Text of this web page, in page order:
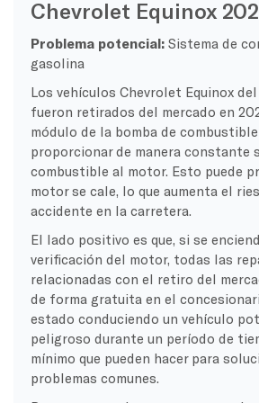
Chevrolet Equinox
Problema potencial:Sistema de
gasolina
Los vehículos Chevrolet Equinox
fueron retirados del mercado en
módulo de la bomba de
proporcionar de manera constante
combustible al motor. Esto puede
motor se cale, lo que aumenta el
accidente en la carretera.
El lado positivo es que, si se
verificación del motor, todas las
relacionadas con el retiro del
de forma gratuita en el
estado conduciendo un vehículo
peligroso durante un período de
mínimo que pueden hacer para
problemas comunes.